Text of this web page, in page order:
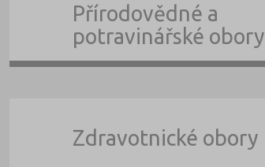
Přírodovědné a
potravinářské obory
Zdravotnické obory